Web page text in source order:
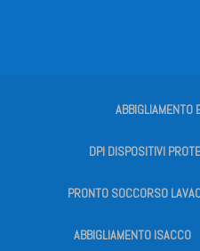
ABBIGLIAMENTO
DPI DISPOSITIVI
PRONTO SOCCORSO
ABBIGLIAMENTO ISACCO